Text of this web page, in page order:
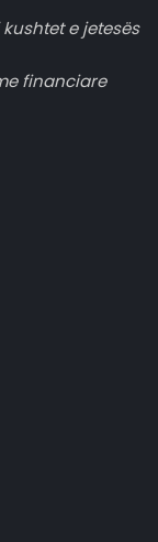
e jetesës
financiare